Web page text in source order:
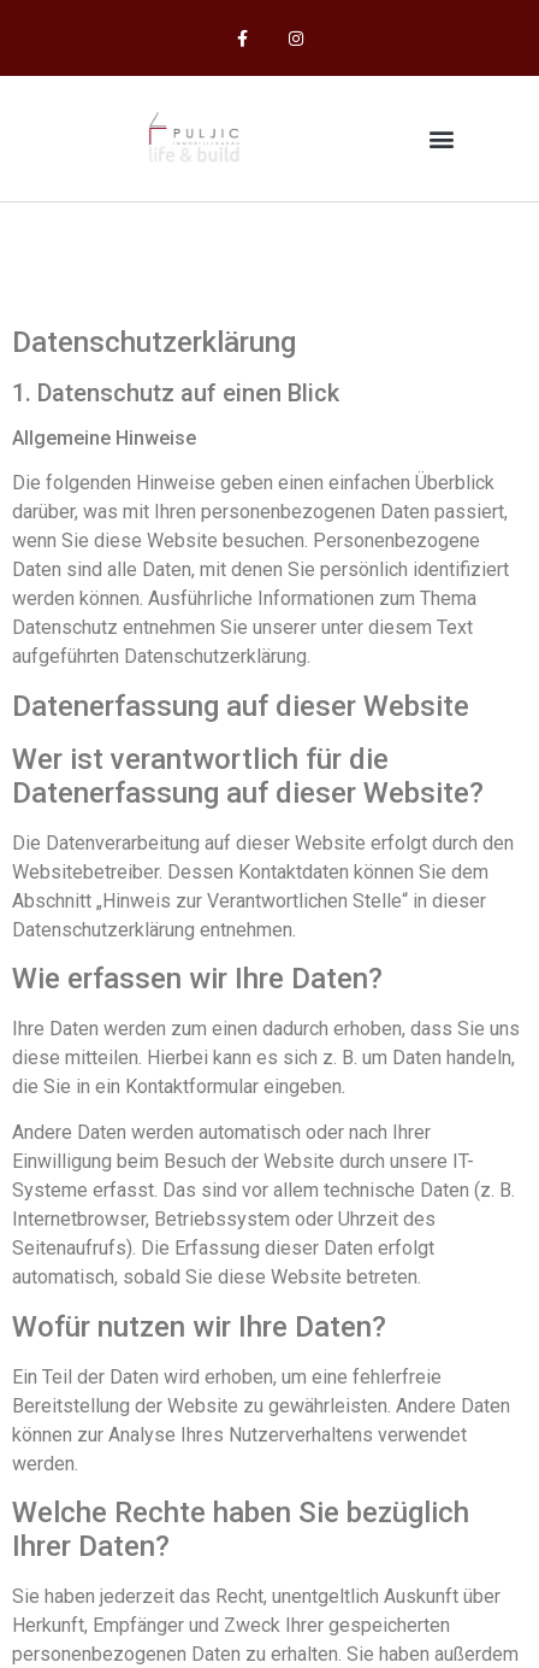
Datenschutz­erklärung
1. Datenschutz auf einen Blick
Allgemeine Hinweise
Die folgenden Hinweise geben einen einfachen Überblick
darüber, was mit Ihren personenbezogenen Daten passiert,
wenn Sie diese Website besuchen. Personenbezogene
Daten sind alle Daten, mit denen Sie persönlich identifiziert
werden können. Ausführliche Informationen zum Thema
Datenschutz entnehmen Sie unserer unter diesem Text
aufgeführten Datenschutzerklärung.
Datenerfassung auf dieser Website
Wer ist verantwortlich für die
Datenerfassung auf dieser Website?
Die Datenverarbeitung auf dieser Website erfolgt durch den
Websitebetreiber. Dessen Kontaktdaten können Sie dem
Abschnitt „Hinweis zur Verantwortlichen Stelle“ in dieser
Datenschutzerklärung entnehmen.
Wie erfassen wir Ihre Daten?
Ihre Daten werden zum einen dadurch erhoben, dass Sie uns
diese mitteilen. Hierbei kann es sich z. B. um Daten handeln,
die Sie in ein Kontaktformular eingeben.
Andere Daten werden automatisch oder nach Ihrer
Einwilligung beim Besuch der Website durch unsere IT-
Systeme erfasst. Das sind vor allem technische Daten (z. B.
Internetbrowser, Betriebssystem oder Uhrzeit des
Seitenaufrufs). Die Erfassung dieser Daten erfolgt
automatisch, sobald Sie diese Website betreten.
Wofür nutzen wir Ihre Daten?
Ein Teil der Daten wird erhoben, um eine fehlerfreie
Bereitstellung der Website zu gewährleisten. Andere Daten
können zur Analyse Ihres Nutzerverhaltens verwendet
werden.
Welche Rechte haben Sie bezüglich
Ihrer Daten?
Sie haben jederzeit das Recht, unentgeltlich Auskunft über
Herkunft, Empfänger und Zweck Ihrer gespeicherten
personenbezogenen Daten zu erhalten. Sie haben außerdem